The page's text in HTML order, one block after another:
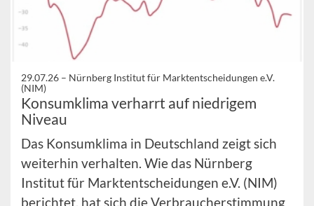
29.07.26 – Nürnberg Institut für Marktentscheidungen e.V.
(NIM)
Konsumklima verharrt auf niedrigem
Niveau
Das Konsumklima in Deutschland zeigt sich
weiterhin verhalten. Wie das Nürnberg
Institut für Marktentscheidungen e.V. (NIM)
berichtet, hat sich die Verbraucherstimmung